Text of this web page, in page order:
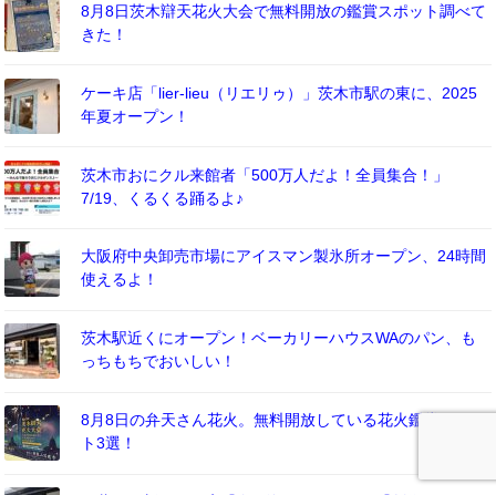
8月8日茨木辯天花火大会で無料開放の鑑賞スポット調べて
きた！
ケーキ店「lier-lieu（リエリゥ）」茨木市駅の東に、2025
年夏オープン！
茨木市おにクル来館者「500万人だよ！全員集合！」
7/19、くるくる踊るよ♪
大阪府中央卸売市場にアイスマン製氷所オープン、24時間
使えるよ！
茨木駅近くにオープン！ベーカリーハウスWAのパン、も
っちもちでおいしい！
8月8日の弁天さん花火。無料開放している花火鑑賞スポッ
ト3選！